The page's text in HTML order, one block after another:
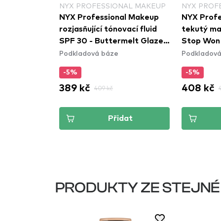
NYX PROFESSIONAL MAKEUP
NYX Professional Makeup
rozjasňující tónovací fluid
SPF 30 - Buttermelt Glaze
Soft Glow Skin Tint SPF30 -
Podkladová báze
-5%
389 kč 409 kč
Přidat
NYX
NYX
tekutý make-
Stop
-5%
408 kč
PRODUKTY ZE